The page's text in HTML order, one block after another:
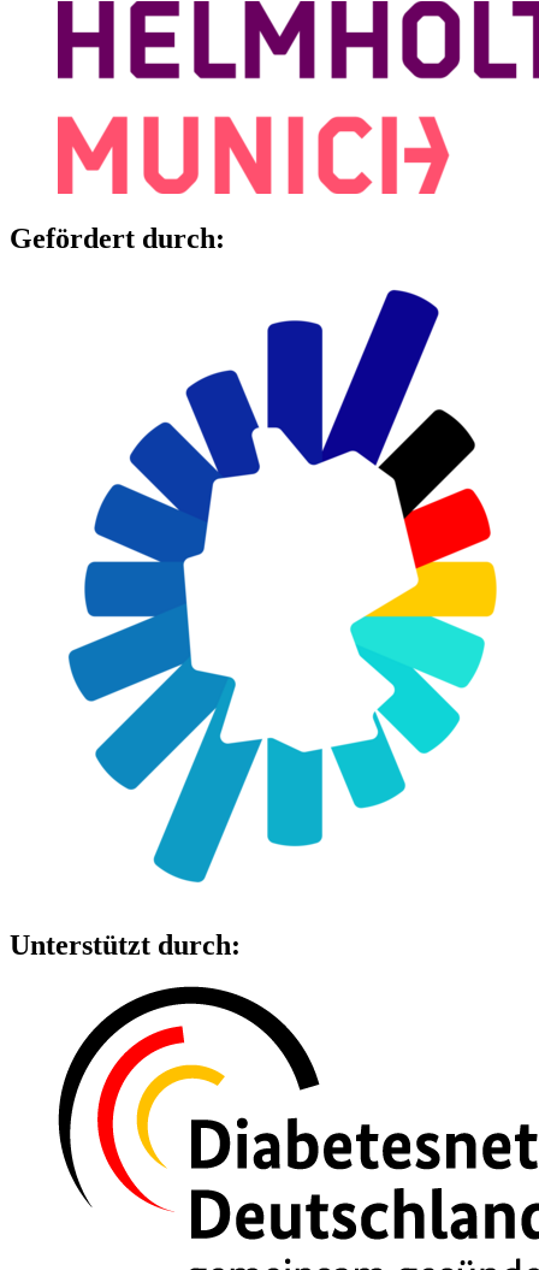
Gefördert durch:
Unterstützt durch: